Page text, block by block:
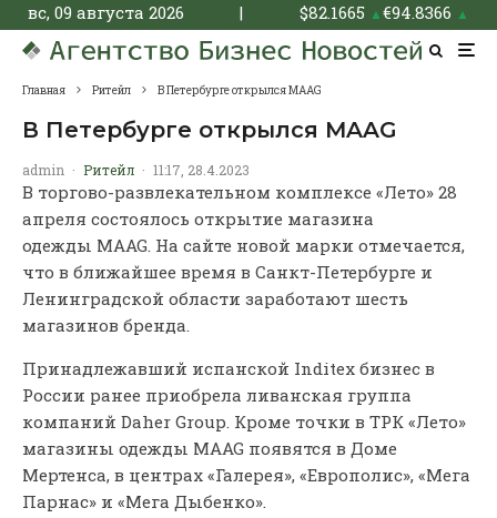
вс, 09 августа 2026 | $82.1665 ▲€94.8366 ▲
Главная Ритейл В Петербурге открылся MAAG
В Петербурге открылся MAAG
admin · Ритейл · 11:17, 28.4.2023
В торгово-развлекательном комплексе «Лето» 28
апреля состоялось открытие магазина
одежды MAAG. На сайте новой марки отмечается,
что в ближайшее время в Санкт-Петербурге и
Ленинградской области заработают шесть
магазинов бренда.
Принадлежавший испанской Inditex бизнес в
России ранее приобрела ливанская группа
компаний Daher Group. Кроме точки в ТРК «Лето»
магазины одежды MAAG появятся в Доме
Мертенса, в центрах «Галерея», «Европолис», «Мега
Парнас» и «Мега Дыбенко».